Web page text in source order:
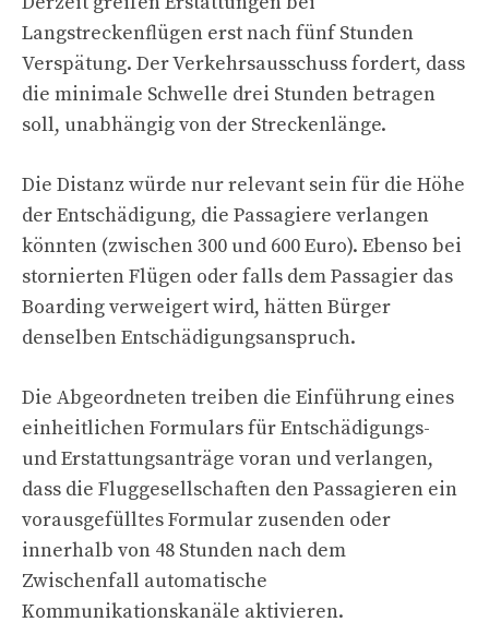
Langstreckenflügen erst nach fünf Stunden
Verspätung. Der Verkehrsausschuss fordert, dass
die minimale Schwelle drei Stunden betragen
soll, unabhängig von der Streckenlänge.
Die Distanz würde nur relevant sein für die Höhe
der Entschädigung, die Passagiere verlangen
könnten (zwischen 300 und 600 Euro). Ebenso bei
stornierten Flügen oder falls dem Passagier das
Boarding verweigert wird, hätten Bürger
denselben Entschädigungsanspruch.
Die Abgeordneten treiben die Einführung eines
einheitlichen Formulars für Entschädigungs-
und Erstattungsanträge voran und verlangen,
dass die Fluggesellschaften den Passagieren ein
vorausgefülltes Formular zusenden oder
innerhalb von 48 Stunden nach dem
Zwischenfall automatische
Kommunikationskanäle aktivieren.